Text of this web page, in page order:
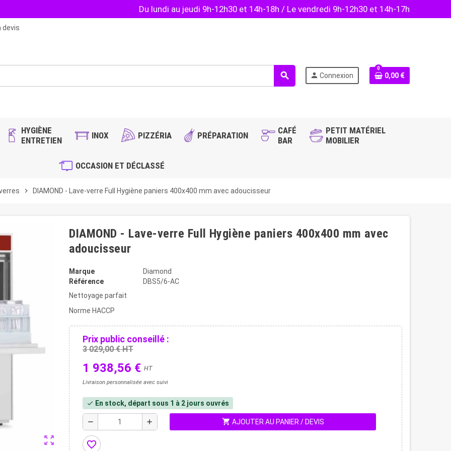
Du lundi au jeudi 9h-12h30 et 14h-18h / Le vendredi 9h-12h30 et 14h-17h
devis
search person Connexion
0
0,00 €
HYGIÈNE
ENTRETIEN
INOX PIZZÉRIA PRÉPARATION
CAFÉ
BAR
PETIT MATÉRIEL
MOBILIER
OCCASION ET DÉCLASSÉ
chevron_right DIAMOND - Lave-verre Full Hygiène paniers 400x400 mm avec adoucisseur
zoom_out_map
DIAMOND - Lave-verre Full Hygiène paniers 400x400 mm avec
adoucisseur
Marque
Diamond
Référence
DBS5/6-AC
Nettoyage parfait
Norme HACCP
Prix public conseillé :
3 029,00 € HT
1 938,56 € HT
Livraison personnalisée avec suivi
check En stock, départ sous 1 à 2 jours ouvrés
remove add shopping_cart AJOUTER AU PANIER / DEVIS
favorite_border